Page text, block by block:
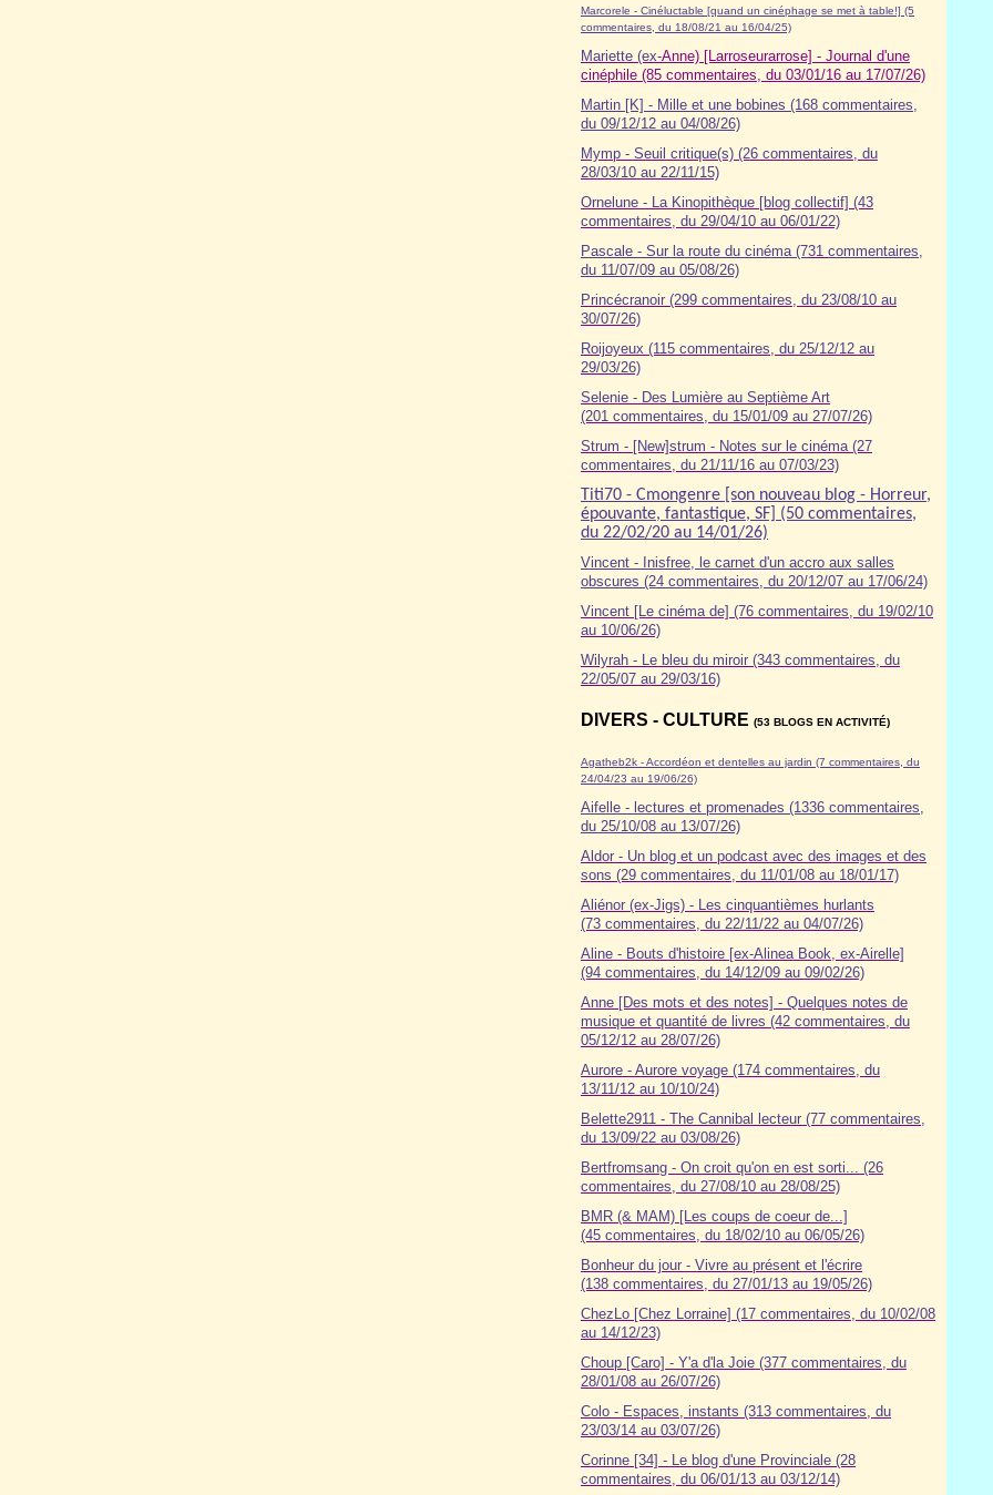
Marcorele - Cinéluctable [quand un cinéphage se met à table!] (5
commentaires, du 18/08/21 au 16/04/25)
Mariette (ex-Anne) [Larroseurarrose] - Journal d'une
cinéphile (85 commentaires, du 03/01/16 au 17/07/26)
Martin [K] - Mille et une bobines (168 commentaires,
du 09/12/12 au 04/08/26)
Mymp - Seuil critique(s) (26 commentaires, du
28/03/10 au 22/11/15)
Ornelune - La Kinopithèque [blog collectif] (43
commentaires, du 29/04/10 au 06/01/22)
Pascale - Sur la route du cinéma (731 commentaires,
du 11/07/09 au 05/08/26)
Princécranoir (299 commentaires, du 23/08/10 au
30/07/26)
Roijoyeux (115 commentaires, du 25/12/12 au
29/03/26)
Selenie - Des Lumière au Septième Art
(201 commentaires, du 15/01/09 au 27/07/26)
Strum - [New]strum - Notes sur le cinéma (27
commentaires, du 21/11/16 au 07/03/23)
Titi70 - Cmongenre [son nouveau blog - Horreur,
épouvante, fantastique, SF] (50 commentaires,
du 22/02/20 au 14/01/26)
Vincent - Inisfree, le carnet d'un accro aux salles
obscures (24 commentaires, du 20/12/07 au 17/06/24)
Vincent [Le cinéma de] (76 commentaires, du 19/02/10
au 10/06/26)
Wilyrah - Le bleu du miroir (343 commentaires, du
22/05/07 au 29/03/16)
DIVERS - CULTURE (53 BLOGS EN ACTIVITÉ)
Agatheb2k - Accordéon et dentelles au jardin (7 commentaires, du
24/04/23 au 19/06/26)
Aifelle - lectures et promenades (1336 commentaires,
du 25/10/08 au 13/07/26)
Aldor - Un blog et un podcast avec des images et des
sons (29 commentaires, du 11/01/08 au 18/01/17)
Aliénor (ex-Jigs) - Les cinquantièmes hurlants
(73 commentaires, du 22/11/22 au 04/07/26)
Aline - Bouts d'histoire [ex-Alinea Book, ex-Airelle]
(94 commentaires, du 14/12/09 au 09/02/26)
Anne [Des mots et des notes] - Quelques notes de
musique et quantité de livres (42 commentaires, du
05/12/12 au 28/07/26)
Aurore - Aurore voyage (174 commentaires, du
13/11/12 au 10/10/24)
Belette2911 - The Cannibal lecteur (77 commentaires,
du 13/09/22 au 03/08/26)
Bertfromsang - On croit qu'on en est sorti... (26
commentaires, du 27/08/10 au 28/08/25)
BMR (& MAM) [Les coups de coeur de...]
(45 commentaires, du 18/02/10 au 06/05/26)
Bonheur du jour - Vivre au présent et l'écrire
(138 commentaires, du 27/01/13 au 19/05/26)
ChezLo [Chez Lorraine] (17 commentaires, du 10/02/08
au 14/12/23)
Choup [Caro] - Y'a d'la Joie (377 commentaires, du
28/01/08 au 26/07/26)
Colo - Espaces, instants (313 commentaires, du
23/03/14 au 03/07/26)
Corinne [34] - Le blog d'une Provinciale (28
commentaires, du 06/01/13 au 03/12/14)